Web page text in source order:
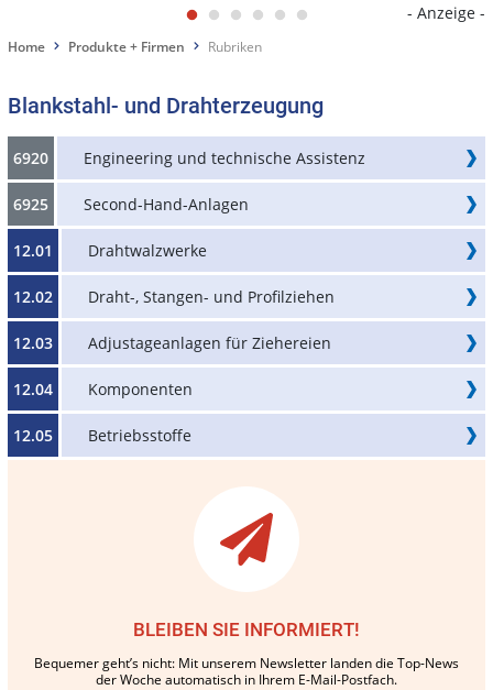
- Anzeige -
Home Produkte + Firmen Rubriken
Blankstahl- und Drahterzeugung
6920 Engineering und technische Assistenz
6925 Second-Hand-Anlagen
12.01 Drahtwalzwerke
12.02 Draht-, Stangen- und Profilziehen
12.03 Adjustageanlagen für Ziehereien
12.04 Komponenten
12.05 Betriebsstoffe
BLEIBEN SIE INFORMIERT!
Bequemer geht’s nicht: Mit unserem Newsletter landen die Top-News
der Woche automatisch in Ihrem E-Mail-Postfach.